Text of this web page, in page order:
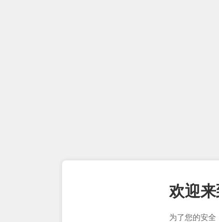
欢迎
为了您的安全